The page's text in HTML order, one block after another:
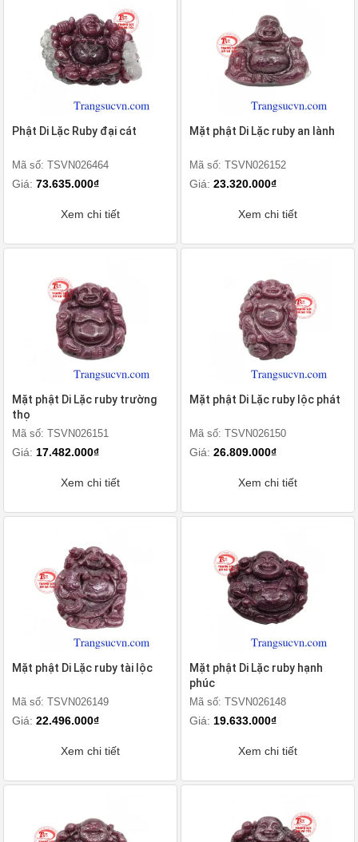
Phật Di Lặc Ruby đại cát
Mã số: TSVN026464
Giá: 73.635.000₫
Xem chi tiết
Mặt phật Di Lặc ruby an lành
Mã số: TSVN026152
Giá: 23.320.000₫
Xem chi tiết
Mặt phật Di Lặc ruby trường
thọ
Mã số: TSVN026151
Giá: 17.482.000₫
Xem chi tiết
Mặt phật Di Lặc ruby lộc phát
Mã số: TSVN026150
Giá: 26.809.000₫
Xem chi tiết
Mặt phật Di Lặc ruby tài lộc
Mã số: TSVN026149
Giá: 22.496.000₫
Xem chi tiết
Mặt phật Di Lặc ruby hạnh
phúc
Mã số: TSVN026148
Giá: 19.633.000₫
Xem chi tiết